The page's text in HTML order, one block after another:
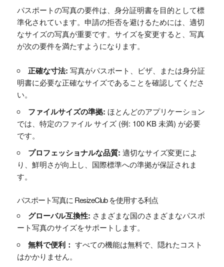
パスポートの写真の要件は、身分証明書を目的として標
準化されています。申請の拒否を避けるためには、適切
なサイズの写真が重要です。サイズを変更すると、写真
が次の要件を満たすようになります。
正確な寸法: 写真がパスポート、ビザ、または身分証
明書に必要な正確なサイズであることを確認してくださ
い。
ファイルサイズの準拠: ほとんどのアプリケーション
では、特定のファイル サイズ (例: 100 KB 未満) が必要
です。
プロフェッショナルな品質: 適切なサイズ変更によ
り、鮮明さが向上し、国際標準への準拠が保証されま
す。
パスポート写真に ResizeClub を使用する利点
グローバル互換性: さまざまな国のさまざまなパスポ
ート写真のサイズをサポートします。
無料で便利： すべての機能は無料で、隠れたコスト
はかかりません。